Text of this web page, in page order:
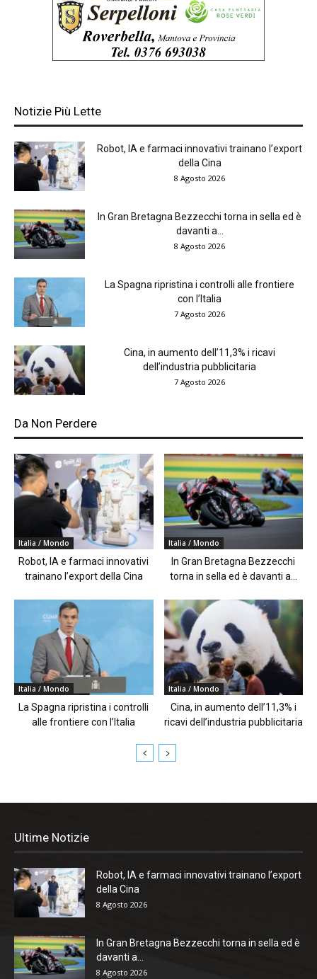
Notizie Più Lette
Robot, IA e farmaci innovativi trainano l’export
della Cina
8 Agosto 2026
In Gran Bretagna Bezzecchi torna in sella ed è
davanti a...
8 Agosto 2026
La Spagna ripristina i controlli alle frontiere
con l’Italia
7 Agosto 2026
Cina, in aumento dell’11,3% i ricavi
dell’industria pubblicitaria
7 Agosto 2026
Da Non Perdere
Italia / Mondo
Robot, IA e farmaci innovativi
trainano l’export della Cina
Italia / Mondo
In Gran Bretagna Bezzecchi
torna in sella ed è davanti a...
Italia / Mondo
La Spagna ripristina i controlli
alle frontiere con l’Italia
Italia / Mondo
Cina, in aumento dell’11,3% i
ricavi dell’industria pubblicitaria
Ultime Notizie
Robot, IA e farmaci innovativi trainano l’export
della Cina
8 Agosto 2026
In Gran Bretagna Bezzecchi torna in sella ed è
davanti a...
8 Agosto 2026